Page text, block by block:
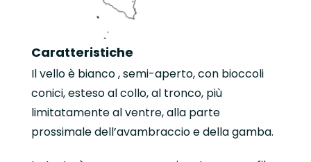
Caratteristiche
Il vello è bianco , semi-aperto, con bioccoli
conici, esteso al collo, al tronco, più
limitatamente al ventre, alla parte
prossimale dell’avambraccio e della gamba.